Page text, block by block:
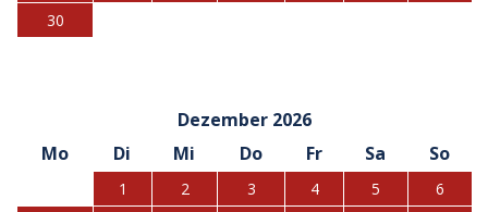
30
Dezember 2026
Mo
Di Mi Do Fr Sa So
1 2 3 4 5
6